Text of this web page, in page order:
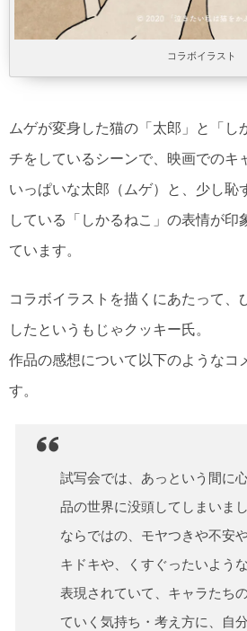
コラボイラスト
ムゲが変身した猫の「太郎」と「し
チをしているシーンで、映画でのキ
いっぱいな太郎（ムゲ）と、少し恥
している「しかるねこ」の表情が印
ています。
コラボイラストを描くにあたって、
したというもじゃクッキー氏。
作品の感想について以下のようなコ
す。
試写会では、あっという間に
品の世界に没頭してしまいま
ならではの、モヤつきや不安
キドキや、くすぐったいよう
表現されていて、キャラたち
ていく気持ち・考え方に、自